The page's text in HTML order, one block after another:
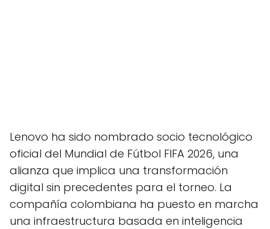
Lenovo ha sido nombrado socio tecnológico
oficial del Mundial de Fútbol FIFA 2026, una
alianza que implica una transformación
digital sin precedentes para el torneo. La
compañía colombiana ha puesto en marcha
una infraestructura basada en inteligencia